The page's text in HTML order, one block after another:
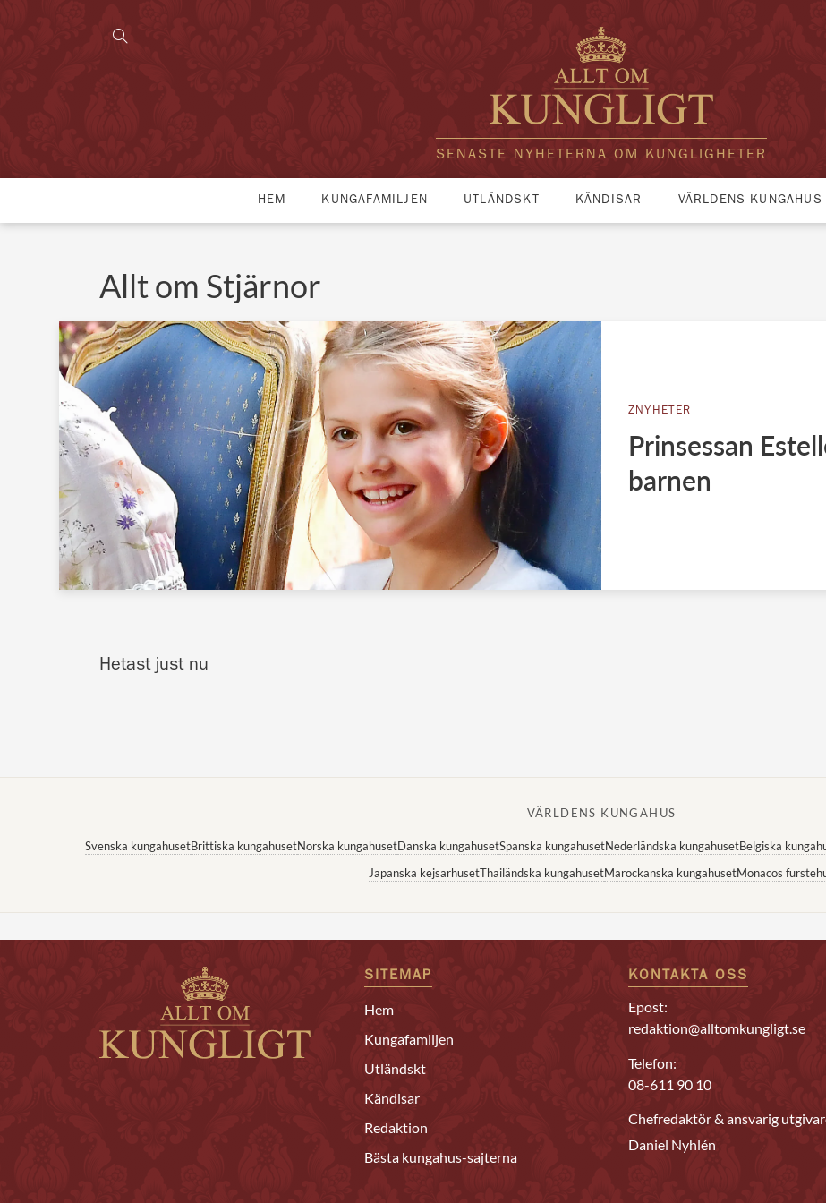
SENASTE NYHETERNA OM KUNGLIGHETER
HEM KUNGAFAMILJEN UTLÄNDSKT KÄNDISAR VÄRLDENS KUNGAHUS
Allt om Stjärnor
ZNYHETER
Prinsessan
barnen
Hetast just nu
VÄRLDENS KUNGAHUS
Svenska kungahusetBrittiska kungahusetNorska kungahusetDanska kungahusetSpanska kungahusetNederländska kungahusetBelgiska
Japanska kejsarhusetThailändska kungahusetMarockanska kungahusetMonacos
SITEMAP
Hem
Kungafamiljen
Utländskt
Kändisar
Redaktion
Bästa kungahus-sajterna
KONTAKTA OSS
Epost:
redaktion@alltomkungligt.se
Telefon:
08-611 90 10
Chefredaktör & ansvarig
Daniel Nyhlén